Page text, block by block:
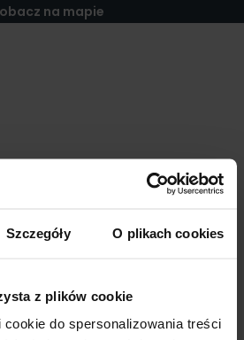
Szczegóły O plikach cookies
z plików cookie
do spersonalizowania treści
na mapie